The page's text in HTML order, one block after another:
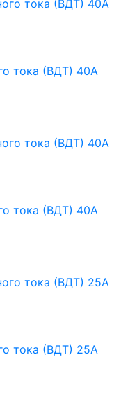
тока (ВДТ) 40A
тока (ВДТ) 40A
тока (ВДТ) 25A